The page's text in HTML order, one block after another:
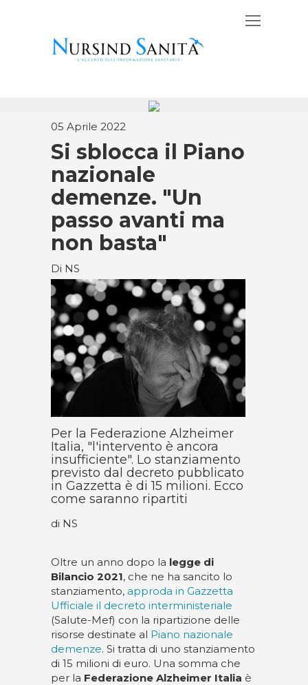
05 Aprile 2022
Si sblocca il Piano
nazionale
demenze. "Un
passo avanti ma
non basta"
Di NS
Per la Federazione Alzheimer
Italia, "l'intervento è ancora
insufficiente". Lo stanziamento
previsto dal decreto pubblicato
in Gazzetta è di 15 milioni. Ecco
come saranno ripartiti
di NS
Oltre un anno dopo la legge di
Bilancio 2021, che ne ha sancito lo
stanziamento, approda in Gazzetta
Ufficiale il decreto interministeriale
(Salute-Mef) con la ripartizione delle
risorse destinate al Piano nazionale
demenze. Si tratta di uno stanziamento
di 15 milioni di euro. Una somma che
per la Federazione Alzheimer Italia è